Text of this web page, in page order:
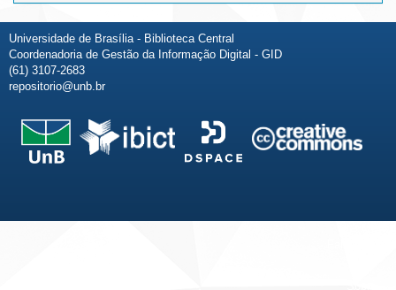
Universidade de Brasília - Biblioteca Central
Coordenadoria de Gestão da Informação Digital - GID
(61) 3107-2683
repositorio@unb.br